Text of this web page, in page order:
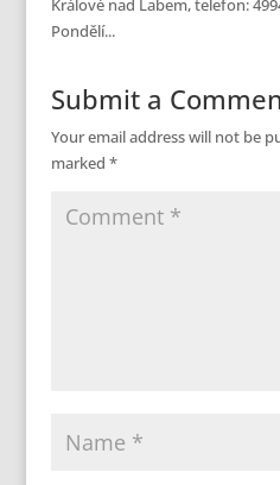
Králové nad Labem, telefon:
Pondělí...
Submit a
Your email address will not be
marked *